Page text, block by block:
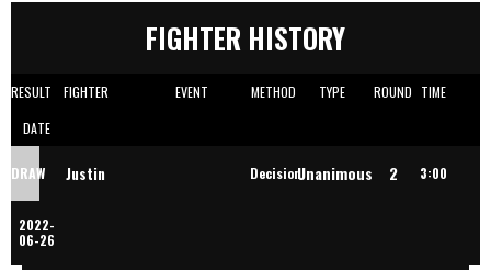
FIGHTER HISTORY
RESULT FIGHTER EVENT METHOD TYPE ROUND TIME
DATE
DRAW Justin
Pothuizen
DecisionUnanimous 2 3:00
2022-
06-26